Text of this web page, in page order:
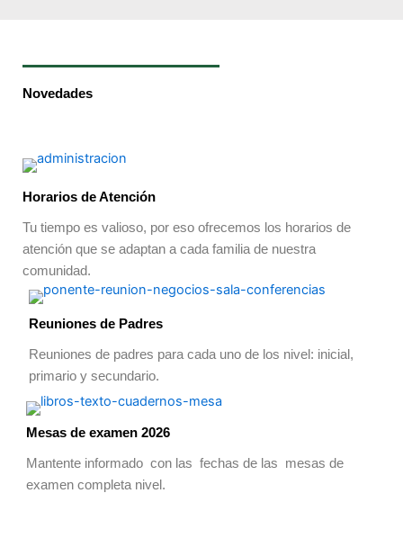
Novedades
Horarios de Atención
Tu tiempo es valioso, por eso ofrecemos los horarios de
atención que se adaptan a cada familia de nuestra
comunidad.
Reuniones de Padres
Reuniones de padres para cada uno de los nivel: inicial,
primario y secundario.
Mesas de examen 2026
Mantente informado con las fechas de las mesas de
examen completa nivel.